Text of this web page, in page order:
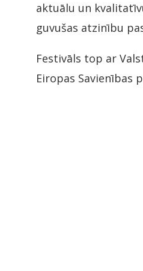
aktuālu un
guvušas atzinību
Festivāls top ar
Eiropas Savienības